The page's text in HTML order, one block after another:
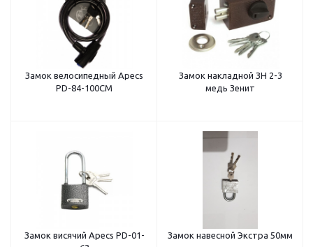
Замок велосипедный Apecs
PD-84-100CМ
Замок накладной ЗН 2-3
медь Зенит
Замок висячий Apecs PD-01-
Замок навесной Экстра 50мм